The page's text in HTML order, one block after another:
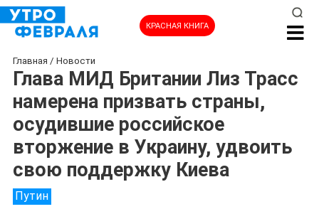
КРАСНАЯ КНИГА
Главная / Новости
Глава МИД Британии Лиз Трасс
намерена призвать страны,
осудившие российское
вторжение в Украину, удвоить
свою поддержку Киева
Путин